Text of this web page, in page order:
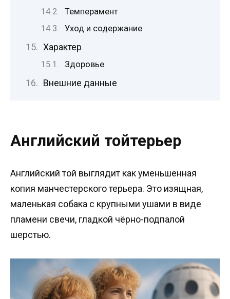
Темперамент
Уход и содержание
Характер
Здоровье
Внешние данные
Английский тойтерьер
Английский той выглядит как уменьшенная
копия манчестерского терьера. Это изящная,
маленькая собака с крупными ушами в виде
пламени свечи, гладкой чёрно-подпалой
шерстью.